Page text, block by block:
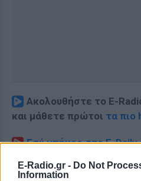
E-Radio.gr - Do Not
Information
Ακολουθήστε το E-
και μάθετε πρώτοι τα πιο
Εσύ μπήκες στο E-